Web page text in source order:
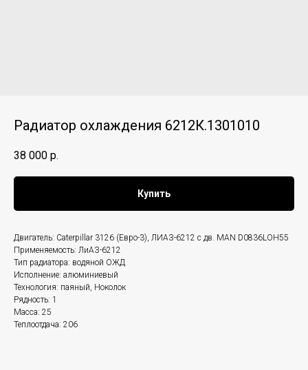
Радиатор охлаждения 6212К.1301010
38 000 р.
Купить
Двигатель: Caterpillar 3126 (Евро-3), ЛИАЗ-6212 с дв. MAN D0836LOH55
Применяемость: ЛиАЗ-6212
Тип радиатора: водяной ОЖД
Исполнение: алюминиевый
Технология: паяный, Ноколок
Рядность: 1
Масса: 25
Теплоотдача: 206